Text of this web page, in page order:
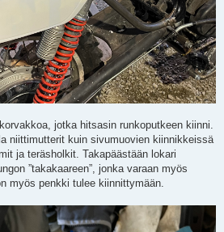
jotka hitsasin runkoputkeen kiinni.
niittimutterit kuin sivumuovien kiinnikkeissä
ja teräsholkit. Takapäästään lokari
”takakaareen”, jonka varaan myös
myös penkki tulee kiinnittymään.